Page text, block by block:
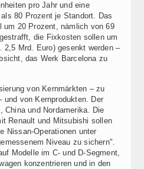
pro Jahr und eine
80 Prozent je Standort. Das
um 20 Prozent, nämlich von 69
die Fixkosten sollen um
2,5 Mrd. Euro) gesenkt werden –
das Werk Barcelona zu
von Kernmärkten – zu
und von Kernprodukten. Der
China und Nordamerika. Die
Renault und Mitsubishi sollen
Nissan-Operationen unter
Niveau zu sichern".
Modelle im C- und D-Segment,
konzentrieren und in den